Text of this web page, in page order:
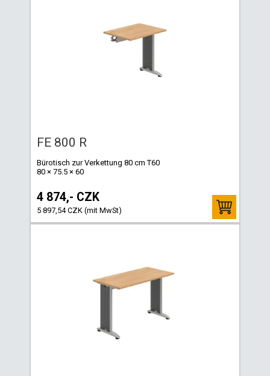
FE 800 R
Bürotisch zur Verkettung 80 cm T60
80 × 75.5 × 60
4 874,- CZK
5 897,54 CZK (mit MwSt)